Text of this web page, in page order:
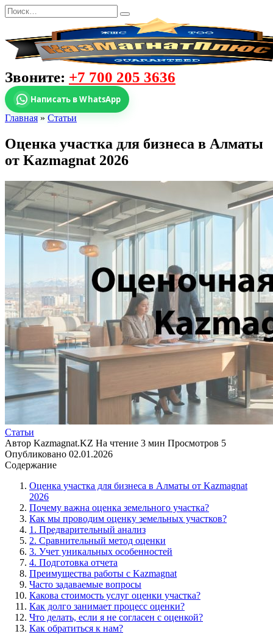
Звоните: +7 700 205 3636
Написать в WhatsApp
Главная » Статьи
Оценка участка для бизнеса в Алматы
от Kazmagnat 2026
Статьи
Автор Kazmagnat.KZ На чтение 3 мин Просмотров 5
Опубликовано 02.01.2026
Содержание
Оценка участка для бизнеса в Алматы от Kazmagnat
2026
Почему важна оценка земельного участка?
Как мы проводим оценку земельных участков?
1. Предварительный анализ
2. Сравнительный метод оценки
3. Учет уникальных особенностей
4. Подготовка отчета
Преимущества работы с Kazmagnat
Часто задаваемые вопросы
Какова стоимость услуг оценки участка?
Как долго занимает процесс оценки?
Что делать, если я не согласен с оценкой?
Как обратиться к нам?